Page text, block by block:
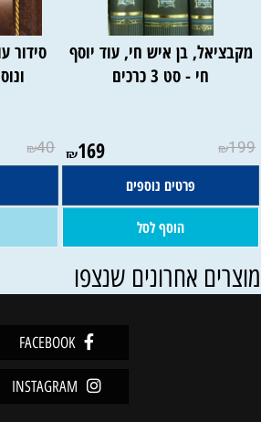
מקבציאל, בן איש חי, עוד יוסף
חי - סט 3 כרכים
₪199
₪169
פרטים נוספים
הוסף לסל
סידור
₪40
אחרונים שנצפו
FACEBOOK
INSTAGRAM